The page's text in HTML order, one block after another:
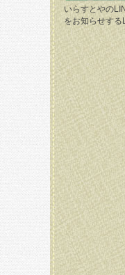
いらすとやの
をお知らせする